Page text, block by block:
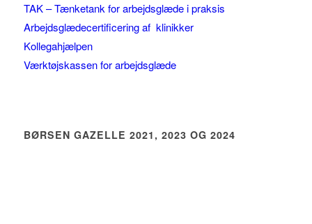
TAK – Tænketank for arbejdsglæde i praksis
Arbejdsglædecertificering af klinikker
Kollegahjælpen
Værktøjskassen for arbejdsglæde
BØRSEN GAZELLE 2021, 2023 OG 2024